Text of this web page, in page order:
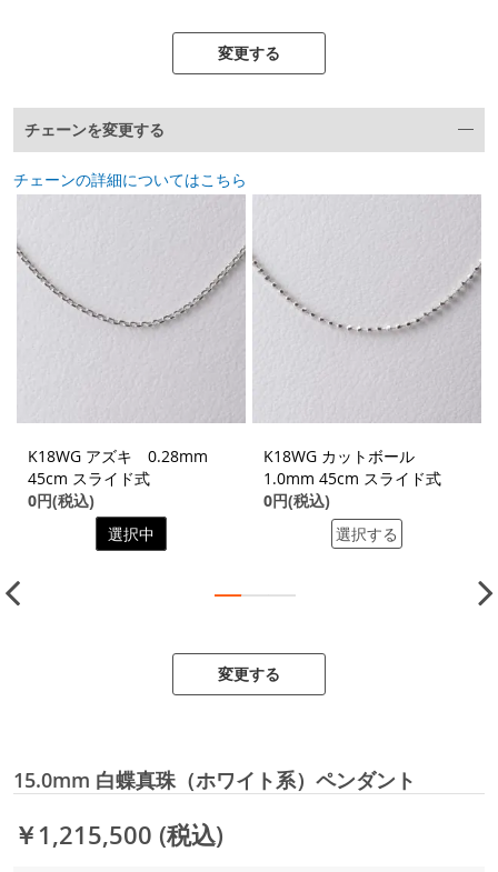
変更する
チェーンを変更する
チェーンの詳細についてはこちら
K18WG アズキ 0.28mm
45cm スライド式
0円(税込)
選択中
K18WG カットボール
1.0mm 45cm スライド式
0円(税込)
選択する
変更する
15.0mm 白蝶真珠（ホワイト系）ペンダント
￥1,215,500 (税込)